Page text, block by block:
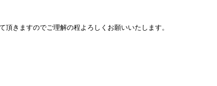
きますのでご理解の程よろしくお願いいたします。